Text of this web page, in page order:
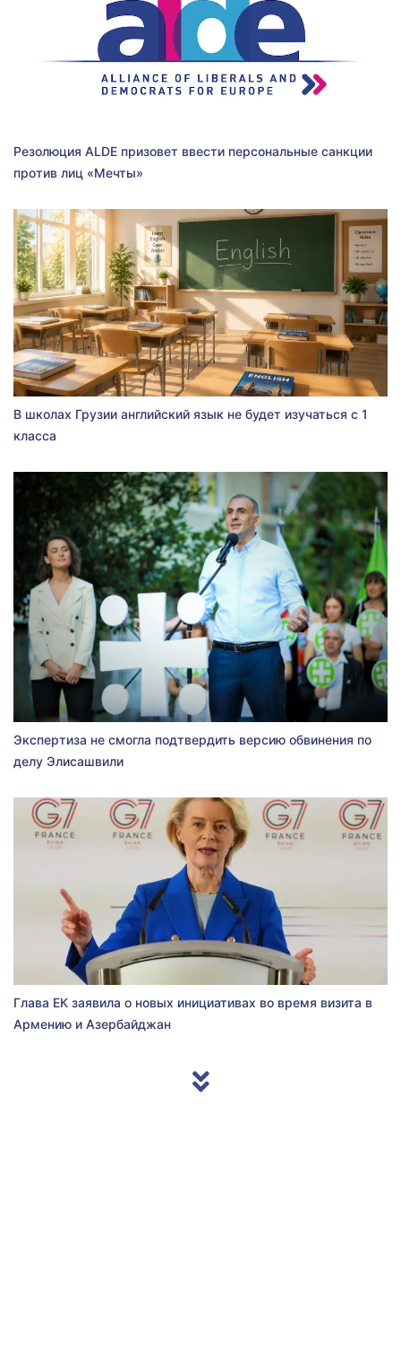
Резолюция ALDE призовет ввести персональные санкции
против лиц «Мечты»
В школах Грузии английский язык не будет изучаться с 1
класса
Экспертиза не смогла подтвердить версию обвинения по
делу Элисашвили
Глава ЕК заявила о новых инициативах во время визита в
Армению и Азербайджан